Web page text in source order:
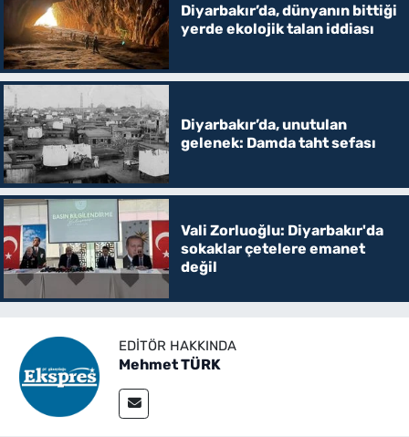
Diyarbakır’da, dünyanın bittiği
yerde ekolojik talan iddiası
Diyarbakır’da, unutulan
gelenek: Damda taht sefası
Vali Zorluoğlu: Diyarbakır'da
sokaklar çetelere emanet
değil
EDITÖR HAKKINDA
Mehmet TÜRK